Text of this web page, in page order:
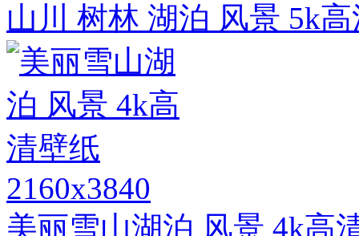
山川 树林 湖泊 风景 5k
2160x3840
美丽雪山湖泊 风景 4k高